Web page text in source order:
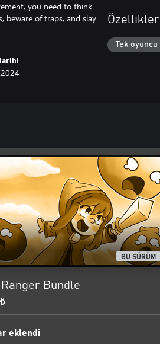
you need to think
beware of traps, and slay
tarihi
Özellikler
Tek oyuncu
BU SÜRÜM
Bundle
eklendi